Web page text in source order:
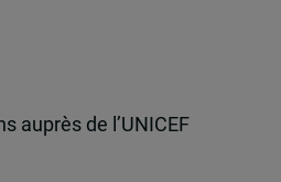
auprès de l’UNICEF